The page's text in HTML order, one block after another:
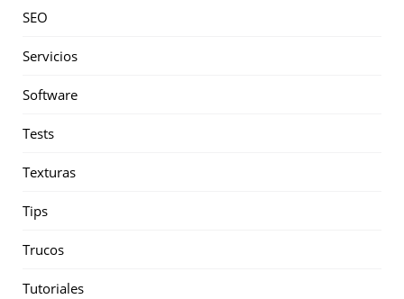
SEO
Servicios
Software
Tests
Texturas
Tips
Trucos
Tutoriales